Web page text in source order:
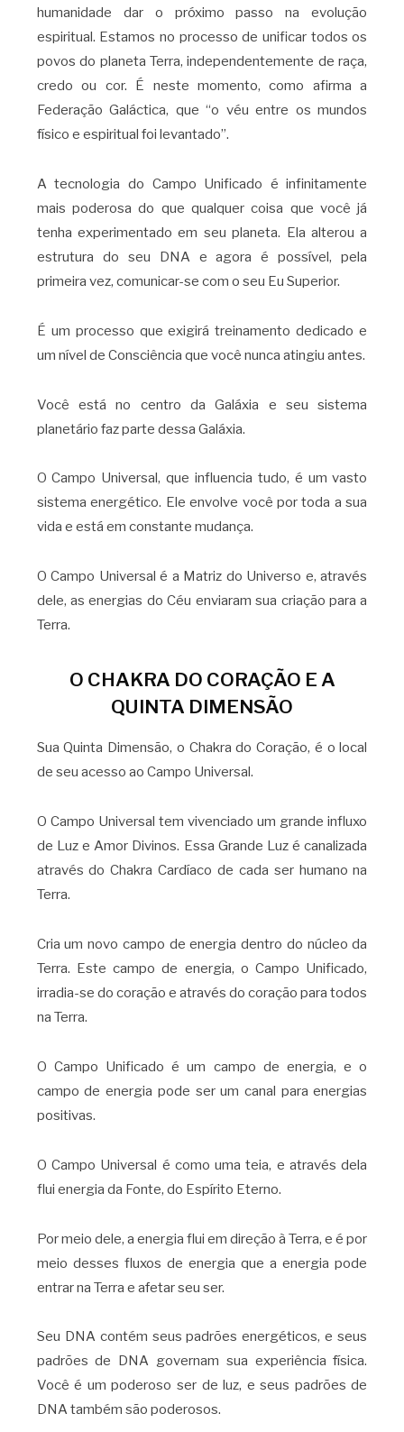
humanidade dar o próximo passo na evolução
espiritual. Estamos no processo de unificar todos os
povos do planeta Terra, independentemente de raça,
credo ou cor. É neste momento, como afirma a
Federação Galáctica, que “o véu entre os mundos
físico e espiritual foi levantado”.
A tecnologia do Campo Unificado é infinitamente
mais poderosa do que qualquer coisa que você já
tenha experimentado em seu planeta. Ela alterou a
estrutura do seu DNA e agora é possível, pela
primeira vez, comunicar-se com o seu Eu Superior.
É um processo que exigirá treinamento dedicado e
um nível de Consciência que você nunca atingiu antes.
Você está no centro da Galáxia e seu sistema
planetário faz parte dessa Galáxia.
O Campo Universal, que influencia tudo, é um vasto
sistema energético. Ele envolve você por toda a sua
vida e está em constante mudança.
O Campo Universal é a Matriz do Universo e, através
dele, as energias do Céu enviaram sua criação para a
Terra.
O CHAKRA DO CORAÇÃO E A
QUINTA DIMENSÃO
Sua Quinta Dimensão, o Chakra do Coração, é o local
de seu acesso ao Campo Universal.
O Campo Universal tem vivenciado um grande influxo
de Luz e Amor Divinos. Essa Grande Luz é canalizada
através do Chakra Cardíaco de cada ser humano na
Terra.
Cria um novo campo de energia dentro do núcleo da
Terra. Este campo de energia, o Campo Unificado,
irradia-se do coração e através do coração para todos
na Terra.
O Campo Unificado é um campo de energia, e o
campo de energia pode ser um canal para energias
positivas.
O Campo Universal é como uma teia, e através dela
flui energia da Fonte, do Espírito Eterno.
Por meio dele, a energia flui em direção à Terra, e é por
meio desses fluxos de energia que a energia pode
entrar na Terra e afetar seu ser.
Seu DNA contém seus padrões energéticos, e seus
padrões de DNA governam sua experiência física.
Você é um poderoso ser de luz, e seus padrões de
DNA também são poderosos.